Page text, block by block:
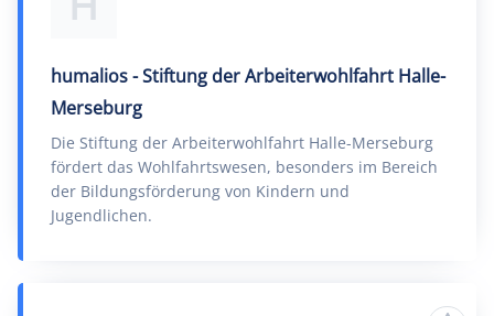
humalios - Stiftung der Arbeiterwohlfahrt Halle-
Merseburg
Die Stiftung der Arbeiterwohlfahrt Halle-Merseburg
fördert das Wohlfahrtswesen, besonders im Bereich
der Bildungsförderung von Kindern und
Jugendlichen.